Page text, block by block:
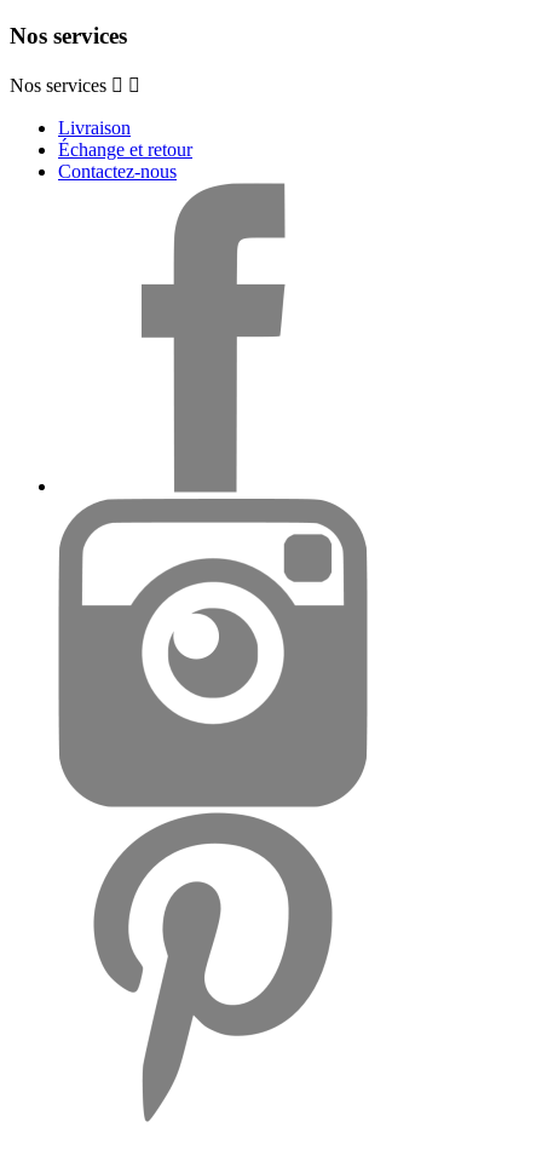
Nos services
Nos services  
Livraison
Échange et retour
Contactez-nous